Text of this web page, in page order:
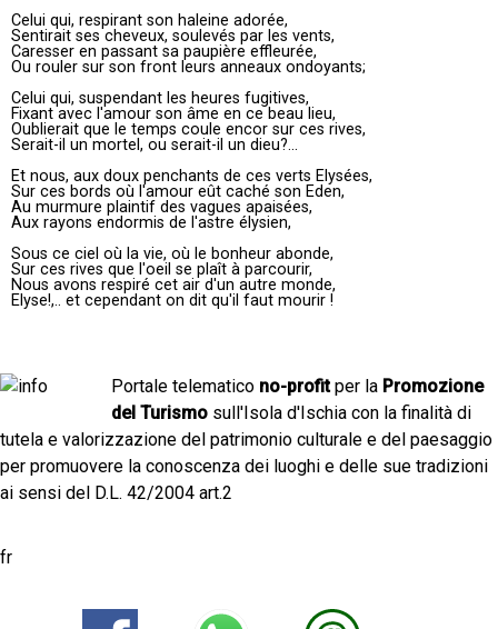
Celui qui, respirant son haleine adorée,
Sentirait ses cheveux, soulevés par les vents,
Caresser en passant sa paupière effleurée,
Ou rouler sur son front leurs anneaux ondoyants;
Celui qui, suspendant les heures fugitives,
Fixant avec l'amour son âme en ce beau lieu,
Oublierait que le temps coule encor sur ces rives,
Serait-il un mortel, ou serait-il un dieu?...
Et nous, aux doux penchants de ces verts Elysées,
Sur ces bords où l'amour eût caché son Eden,
Au murmure plaintif des vagues apaisées,
Aux rayons endormis de l'astre élysien,
Sous ce ciel où la vie, où le bonheur abonde,
Sur ces rives que l'oeil se plaît à parcourir,
Nous avons respiré cet air d'un autre monde,
Elyse!,.. et cependant on dit qu'il faut mourir !
Portale telematico no-profitper la Promozione
del Turismo sull'Isola d'Ischia con la finalità di
tutela e valorizzazione del patrimonio culturale e del paesaggio
per promuovere la conoscenza dei luoghi e delle sue tradizioni
ai sensi del D.L. 42/2004 art.2
fr